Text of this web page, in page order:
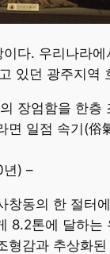
다. 우리나라
있던 광주지역
장엄함을 한
면 일점 속기(
년) –
창동의 한 절터
8.2톤에 달하
형감과 추상화